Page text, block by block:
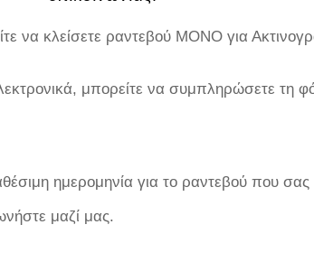
να κλείσετε ραντεβού ΜΟΝΟ για
μπορείτε να συμπληρώσετε τη
ημερομηνία για το ραντεβού που σας
μαζί μας.